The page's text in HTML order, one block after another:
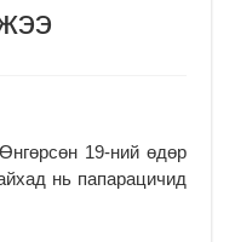
19-ний өдөр
нь папарацичид